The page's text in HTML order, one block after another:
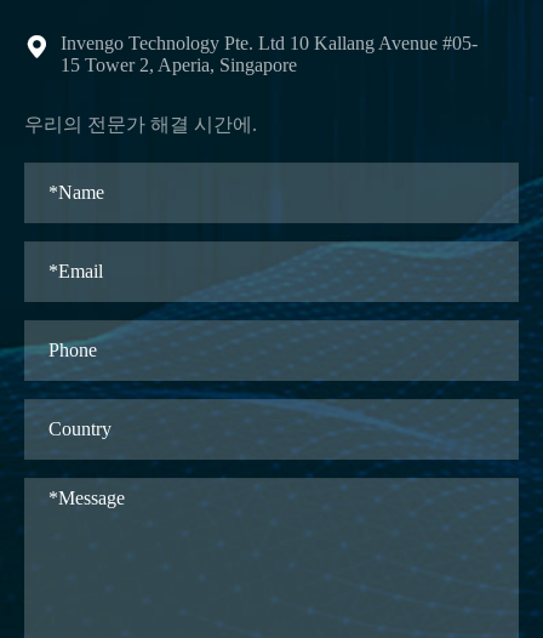

Invengo Technology Pte. Ltd 10 Kallang Avenue #05-
15 Tower 2, Aperia, Singapore
우리의 전문가 해결 시간에.